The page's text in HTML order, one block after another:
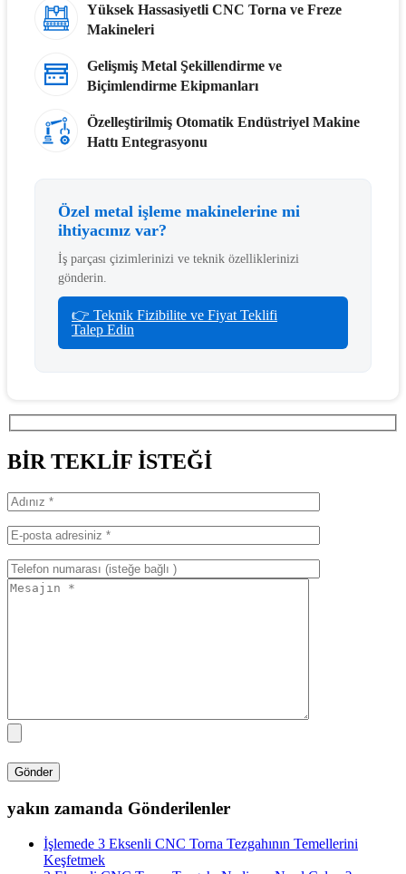
Yüksek Hassasiyetli CNC Torna ve Freze
Makineleri
Gelişmiş Metal Şekillendirme ve
Biçimlendirme Ekipmanları
Özelleştirilmiş Otomatik Endüstriyel Makine
Hattı Entegrasyonu
Özel metal işleme makinelerine mi
ihtiyacınız var?
İş parçası çizimlerinizi ve teknik özelliklerinizi
gönderin.
👉 Teknik Fizibilite ve Fiyat Teklifi
Talep Edin
BİR TEKLİF İSTEĞİ
yakın zamanda Gönderilenler
İşlemede 3 Eksenli CNC Torna Tezgahının Temellerini
Keşfetmek